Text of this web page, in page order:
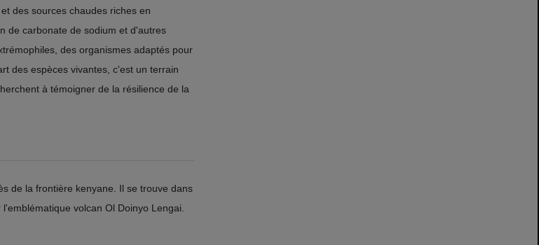
des sources chaudes riches en
de carbonate de sodium et d'autres
des organismes adaptés pour
des espèces vivantes, c'est un terrain
à témoigner de la résilience de la
de la frontière kenyane. Il se trouve dans
volcan Ol Doinyo Lengai.